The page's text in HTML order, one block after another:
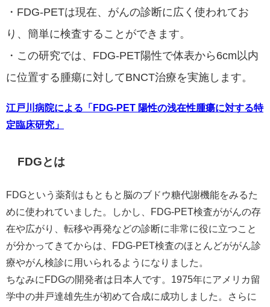
・FDG-PETは現在、がんの診断に広く使われてお
り、簡単に検査することができます。
・この研究では、FDG-PET陽性で体表から6cm以内
に位置する腫瘍に対してBNCT治療を実施します。
江戸川病院による「FDG-PET 陽性の浅在性腫瘍に対する特
定臨床研究」
FDGとは
FDGという薬剤はもともと脳のブドウ糖代謝機能をみるた
めに使われていました。しかし、FDG-PET検査ががんの存
在や広がり、転移や再発などの診断に非常に役に立つこと
が分かってきてからは、FDG-PET検査のほとんどががん診
療やがん検診に用いられるようになりました。
ちなみにFDGの開発者は日本人です。1975年にアメリカ留
学中の井戸達雄先生が初めて合成に成功しました。さらに